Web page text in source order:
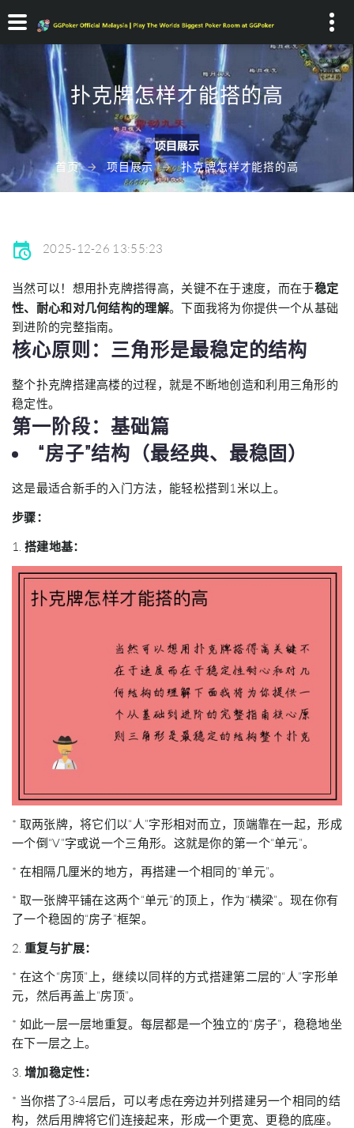
Search...
扑克牌怎样才能搭的高
首页 项目展示 扑克牌怎样才能搭的高
2025-12-26 13:55:23
当然可以！想用扑克牌搭得高，关键不在于速度，而在于稳定
性、耐心和对几何结构的理解。下面我将为你提供一个从基础
到进阶的完整指南。
核心原则：三角形是最稳定的结构
整个扑克牌搭建高楼的过程，就是不断地创造和利用三角形的
稳定性。
第一阶段：基础篇
“房子”结构（最经典、最稳固）
这是最适合新手的入门方法，能轻松搭到1米以上。
步骤：
1. 搭建地基：
* 取两张牌，将它们以“人”字形相对而立，顶端靠在一起，形成
一个倒“V”字或说一个三角形。这就是你的第一个“单元”。
* 在相隔几厘米的地方，再搭建一个相同的“单元”。
* 取一张牌平铺在这两个“单元”的顶上，作为“横梁”。现在你有
了一个稳固的“房子”框架。
2. 重复与扩展：
* 在这个“房顶”上，继续以同样的方式搭建第二层的“人”字形单
元，然后再盖上“房顶”。
* 如此一层一层地重复。每层都是一个独立的“房子”，稳稳地坐
在下一层之上。
3. 增加稳定性：
* 当你搭了3-4层后，可以考虑在旁边并列搭建另一个相同的结
构，然后用牌将它们连接起来，形成一个更宽、更稳的底座。